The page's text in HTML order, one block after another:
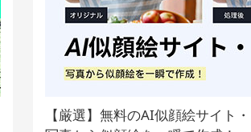
【厳選】無料のAI似顔絵サイト